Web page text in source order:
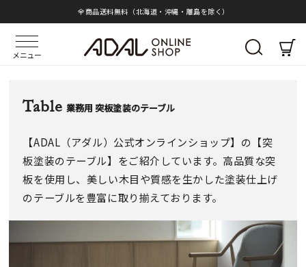
全商品送料無料（北海道・沖縄・離島を除く）
メニュー
Table 業務用 突板塗装のテーブル
【ADAL（アダル）公式オンラインショップ】の【突
板塗装のテーブル】をご紹介しています。高品質な突
板を使用し、美しい木目や質感を生かした塗装仕上げ
のテーブルを豊富に取り揃えております。